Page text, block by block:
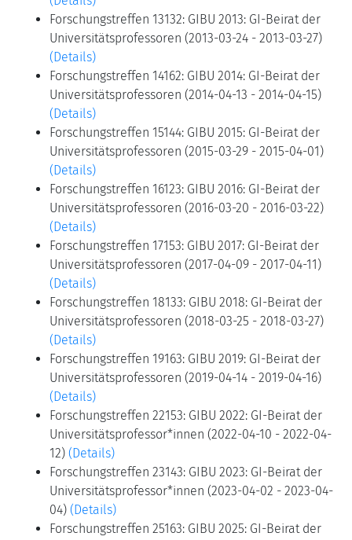
Forschungstreffen 13132: GIBU 2013: GI-Beirat der
Universitätsprofessoren (2013-03-24 - 2013-03-27)
(Details)
Forschungstreffen 14162: GIBU 2014: GI-Beirat der
Universitätsprofessoren (2014-04-13 - 2014-04-15)
(Details)
Forschungstreffen 15144: GIBU 2015: GI-Beirat der
Universitätsprofessoren (2015-03-29 - 2015-04-01)
(Details)
Forschungstreffen 16123: GIBU 2016: GI-Beirat der
Universitätsprofessoren (2016-03-20 - 2016-03-22)
(Details)
Forschungstreffen 17153: GIBU 2017: GI-Beirat der
Universitätsprofessoren (2017-04-09 - 2017-04-11)
(Details)
Forschungstreffen 18133: GIBU 2018: GI-Beirat der
Universitätsprofessoren (2018-03-25 - 2018-03-27)
(Details)
Forschungstreffen 19163: GIBU 2019: GI-Beirat der
Universitätsprofessoren (2019-04-14 - 2019-04-16)
(Details)
Forschungstreffen 22153: GIBU 2022: GI-Beirat der
Universitätsprofessor*innen (2022-04-10 - 2022-04-
12) (Details)
Forschungstreffen 23143: GIBU 2023: GI-Beirat der
Universitätsprofessor*innen (2023-04-02 - 2023-04-
04) (Details)
Forschungstreffen 25163: GIBU 2025: GI-Beirat der